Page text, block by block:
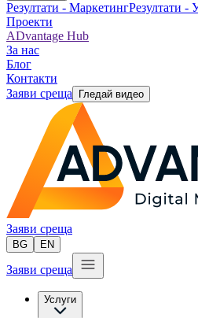
Резултати - МаркетингРезултати -
Проекти
ADvantage Hub
За нас
Блог
Контакти
Заяви среща
Гледай видео
Заяви среща
BG EN
Заяви среща
Услуги